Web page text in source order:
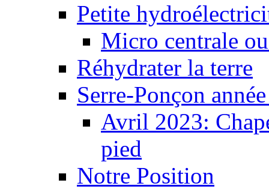
Petite
Micro centrale
Réhydrater la terre
Serre-Ponçon
Avril 2023:
pied
Notre Position